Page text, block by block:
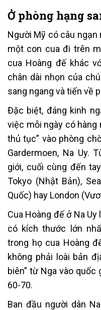
Ở phòng hạng
Người Mỹ có câu ngạn
một con cua đi trên
cua Hoàng đế khác
chân dài nhọn của
sang ngang và tiến về
Đặc biệt, đáng kinh
việc mỗi ngày có hàng
thủ tục” vào phòng
Gardermoen, Na Uy.
giới, cuối cùng đến
Tokyo (Nhật Bản),
Quốc) hay London
Cua Hoàng đế ở Na
có kích thước lớn
trong họ cua Hoàng
không phải loài bản
biên” từ Nga vào
60-70.
Ban đầu người dân